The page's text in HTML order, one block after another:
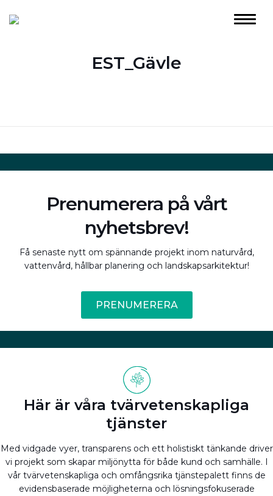
EST_Gävle
Prenumerera på vårt
nyhetsbrev!
Få senaste nytt om spännande projekt inom naturvård,
vattenvård, hållbar planering och landskapsarkitektur!
PRENUMERERA
Här är våra tvärvetenskapliga
tjänster
Med vidgade vyer, transparens och ett holistiskt tänkande driver
vi projekt som skapar miljönytta för både kund och samhälle. I
vår tvärvetenskapliga och omfångsrika tjänstepalett finns de
evidensbaserade möjligheterna och lösningsfokuserade